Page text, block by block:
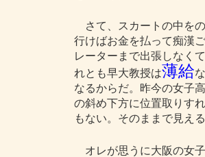
さて、スカートの中を
行けばお金を払って痴漢
レーターまで出張しなく
れとも早大教授は薄給
なるからだ。昨今の女子
の斜め下方に位置取りす
もない。そのままで見える
オレが思うに大阪の女